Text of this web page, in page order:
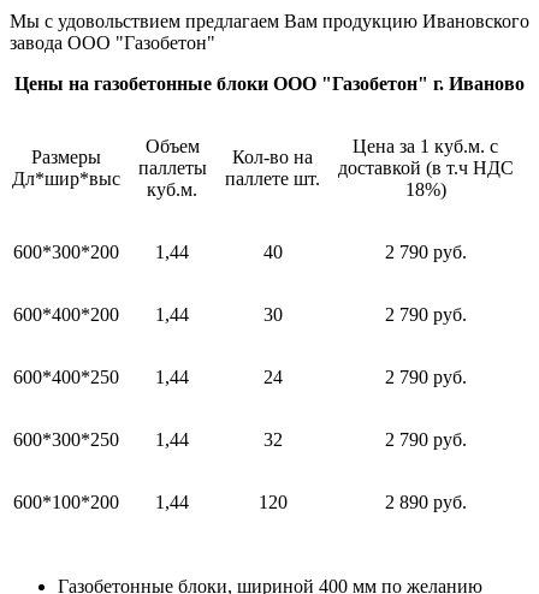
Мы с удовольствием предлагаем Вам продукцию Ивановского
завода ООО "Газобетон"
Цены на газобетонные блоки ООО "Газобетон" г. Иваново
Размеры
Дл*шир*выс
Объем
паллеты
куб.м.
Кол-во на
паллете шт.
Цена за 1 куб.м. с
доставкой (в т.ч НДС
18%)
600*300*200 1,44 40 2 790 руб.
600*400*200 1,44 30 2 790 руб.
600*400*250 1,44 24 2 790 руб.
600*300*250 1,44 32 2 790 руб.
600*100*200 1,44 120 2 890 руб.
Газобетонные блоки, шириной 400 мм по желанию